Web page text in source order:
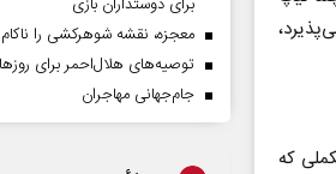
مکملی که
معجزه، نقشه شوهرکشی را
توصیه‌های هلال‌احمر برای
جام‌جهانی مهاجران